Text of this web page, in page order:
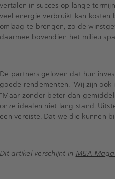
vertalen in succes op lange
veel energie verbruikt kan kosten
omlaag te brengen, zo de
daarmee bovendien het milieu
De partners geloven dat hun
goede rendementen. “Wij zijn ook
“Maar zonder beter dan
onze idealen niet lang stand.
een vereiste. Dat we die kunnen
Dit artikel verschijnt in M&A